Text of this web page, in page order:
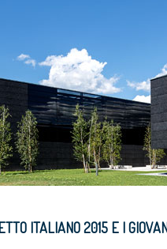
ITALIANO 2015 E I